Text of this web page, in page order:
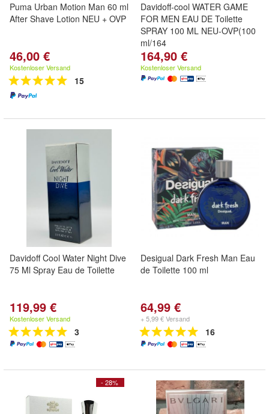
Puma Urban Motion Man 60 ml
After Shave Lotion NEU + OVP
46,00 €
Kostenloser Versand
15
Davidoff-cool WATER GAME
FOR MEN EAU DE Toilette
SPRAY 100 ML NEU-OVP(100
ml/164
164,90 €
Kostenloser Versand
Davidoff Cool Water Night Dive
75 Ml Spray Eau de Toilette
119,99 €
Kostenloser Versand
3
Desigual Dark Fresh Man Eau
de Toilette 100 ml
64,99 €
+ 5,99 € Versand
16
- 28%